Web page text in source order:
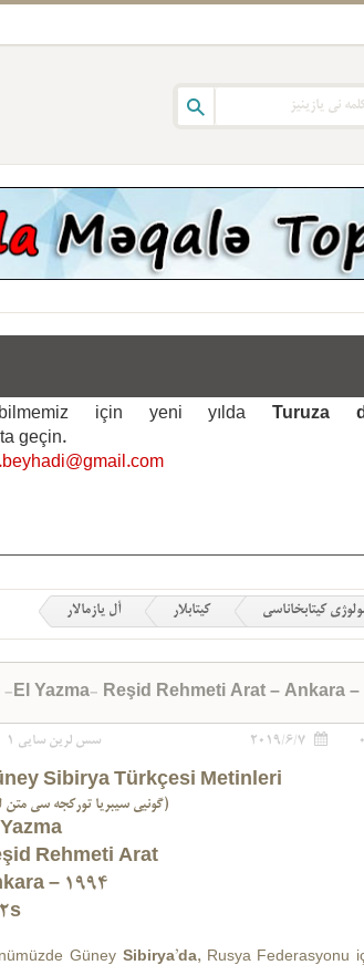
bilmemiz için yeni yılda
Turuza
geçin.
کیتابخاناسی کیتابلار أل یازمالار
Yazma- Reşid Rehmeti Arat – Ankara –
0
2019/6/7 سس لرین سایی 1
Sibirya Türkçesi Metinleri
(گونیی سیبریا تورکجه سی متن لری)
Rehmeti Arat
– 1994
Güney Sibirya’da, Rusya Federasyonu